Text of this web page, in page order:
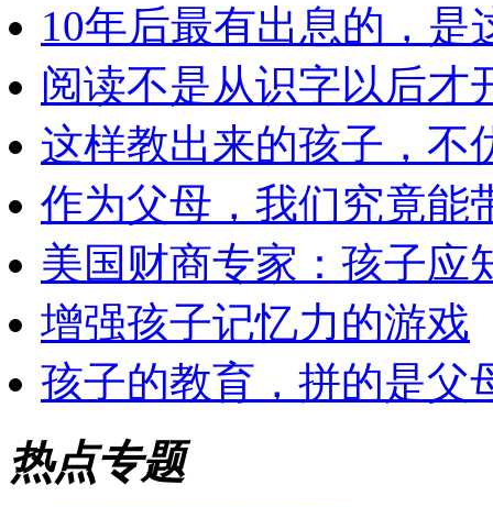
10年后最有出息的，是
阅读不是从识字以后才
这样教出来的孩子，不
作为父母，我们究竟能
美国财商专家：孩子应
增强孩子记忆力的游戏
孩子的教育，拼的是父
热点专题